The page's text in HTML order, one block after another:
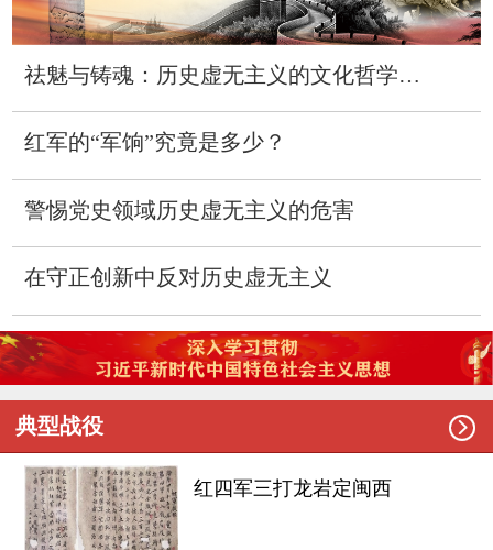
祛魅与铸魂：历史虚无主义的文化哲学批判
红军的“军饷”究竟是多少？
警惕党史领域历史虚无主义的危害
在守正创新中反对历史虚无主义
典型战役 
红四军三打龙岩定闽西